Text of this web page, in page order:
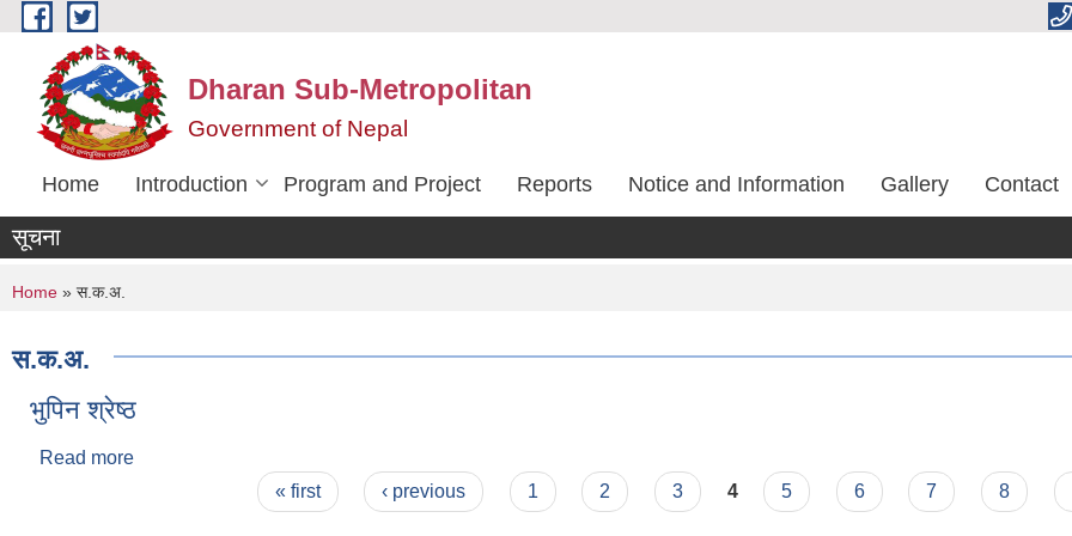
Skip to main content
Dharan Sub-Metropolitan
Government of Nepal
Home Introduction Program and Project Reports Notice and Information Gallery Contact
सूचना
You are here
Home » स.क.अ.
स.क.अ.
भुपिन श्रेष्ठ
Read more
« first ‹ previous 1 2 3 4 5 6 7 8